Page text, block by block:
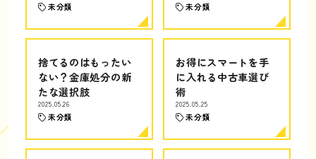
未分類 未分類
捨てるのはもったい
ない？金庫処分の新
たな選択肢
2025.05.26
未分類
お得にスマートを手
に入れる中古車選び
術
2025.05.25
未分類